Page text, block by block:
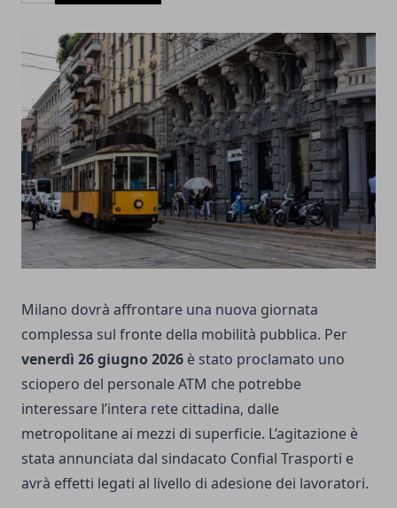
Milano dovrà affrontare una nuova giornata
complessa sul fronte della mobilità pubblica. Per
venerdì 26 giugno 2026 è stato proclamato uno
sciopero del personale ATM che potrebbe
interessare l’intera rete cittadina, dalle
metropolitane ai mezzi di superficie. L’agitazione è
stata annunciata dal sindacato Confial Trasporti e
avrà effetti legati al livello di adesione dei lavoratori.